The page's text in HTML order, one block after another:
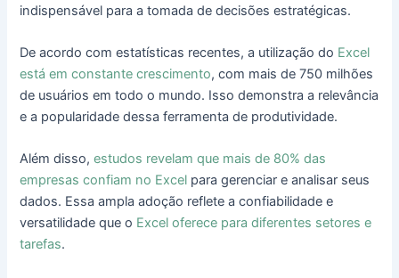
indispensável para a tomada de decisões estratégicas.
De acordo com estatísticas recentes, a utilização do Excel
está em constante crescimento, com mais de 750 milhões
de usuários em todo o mundo. Isso demonstra a relevância
e a popularidade dessa ferramenta de produtividade.
Além disso,estudos revelam que mais de 80% das
empresas confiam no Excel para gerenciar e analisar seus
dados. Essa ampla adoção reflete a confiabilidade e
versatilidade que o Excel oferece para diferentes setores e
tarefas.